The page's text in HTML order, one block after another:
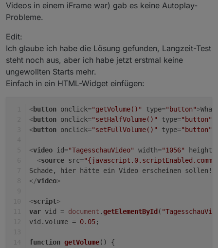
Videos in einem iFrame war) gab es keine Autoplay-
Probleme.
Edit:
Ich glaube ich habe die Lösung gefunden, Langzeit-Test
steht noch aus, aber ich habe jetzt erstmal keine
ungewollten Starts mehr.
Einfach in ein HTML-Widget einfügen:
<button onclick="getVolume()" type="button">
<button onclick="setHalfVolume()" type="button"
<button onclick="setFullVolume()" type="button"
<video id="TagesschauVideo" width="1056" height
<source src=
Schade, hier hätte ein Video erscheinen sollen!
</video>
<script>
var vid = document .getElementById (
vid. volume = 0.05;
function getVolume( ) {